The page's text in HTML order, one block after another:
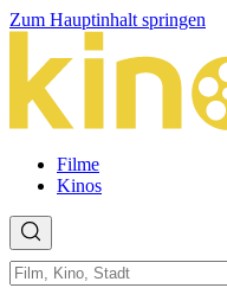
Zum Hauptinhalt springen
Filme
Kinos